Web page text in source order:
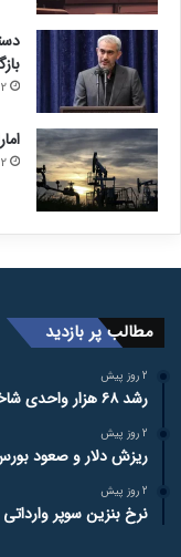
2 روز پیش
2 روز پیش
مطالب پر بازدید
2 روز پیش
رشد ۶۸ هزار واحدی شاخص کل بورس
2 روز پیش
ریزش دلار و صعود
2 روز پیش
نرخ بنزین سوپر